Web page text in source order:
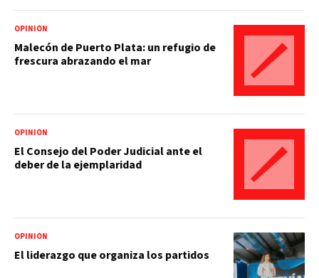
OPINIÓN
Malecón de Puerto Plata: un refugio de
frescura abrazando el mar
OPINIÓN
El Consejo del Poder Judicial ante el
deber de la ejemplaridad
OPINIÓN
El liderazgo que organiza los partidos